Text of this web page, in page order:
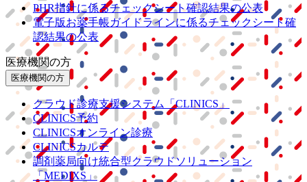
PHR指針に係るチェックシート確認結果の公表
電子版お薬手帳ガイドラインに係るチェックシート確
認結果の公表
医療機関の方
医療機関の方
クラウド診療支援システム
「CLINICS」
CLINICS予約
CLINICSオンライン診療
CLINICSカルテ
調剤薬局向け統合型クラウドソリューション
「MEDIXS」